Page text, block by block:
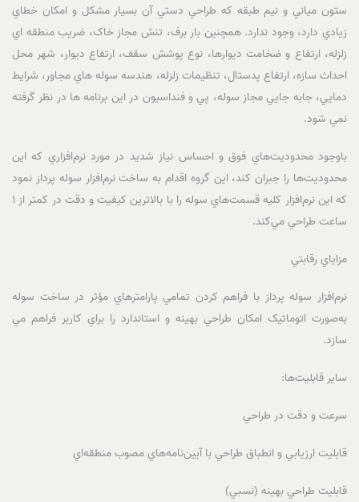
ستون مياني و نيم طبقه که طراحي دستي آن بسيار مشکل و امکان خطاي
زيادي دارد، وجود ندارد. همچنين بار برف، تنش مجاز خاک، ضريب منطقه اي
زلزله، ارتفاع و ضخامت ديوارها، نوع پوشش سقف، ارتفاع ديوار، شهر محل
احداث سازه، ارتفاع پدستال، تنظيمات زلزله، هندسه سوله هاي مجاور، شرايط
دمايي، جابه جايي مجاز سوله، پي و فنداسيون در اين برنامه ها در نظر گرفته
نمي شود.
باوجود محدوديت‌هاي فوق و احساس نياز شديد در مورد نرم‌افزاري که اين
محدوديت‌ها را جبران کند، اين گروه اقدام به ساخت نرم‌افزار سوله پرداز نمود
که اين نرم‌افزار کليه قسمت‌هاي سوله را با بالاترين کيفيت و دقت در کمتر از 1
ساعت طراحي مي‌کند.
مزاياي رقابتي
نرم‌افزار سوله پرداز با فراهم کردن تمامي پارامترهاي مؤثر در ساخت سوله
به‌صورت اتوماتيک امکان طراحي بهينه و استاندارد را براي کاربر فراهم مي
سازد.
ساير قابليت‌ها:
سرعت و دقت در طراحي
قابليت ارزيابي و انطباق طراحي با آيين‌نامه‌هاي مصوب منطقه‌اي
قابليت طراحي بهينه (نسبي)